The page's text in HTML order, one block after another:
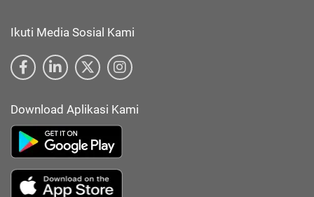
Ikuti Media Sosial Kami
Download Aplikasi Kami